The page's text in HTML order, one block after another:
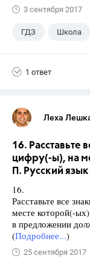
3 сентября 2017
ГДЗ Школа
1 ответ
Леха
16. Расставьте
цифру(-ы), на
П. Русский
16.
Расставьте все
месте которой(-ых)
в предложении
(Подробнее...)
25 сентября 2017